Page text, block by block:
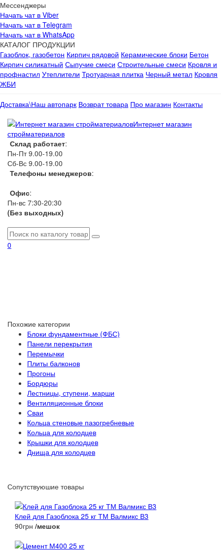
Мессенджеры
Начать чат в Viber
Начать чат в Telegram
Начать чат в WhatsApp
КАТАЛОГ ПРОДУКЦИИ
Газоблок, газобетон Кирпич рядовой Керамические блоки Бетон
Кирпич силикатный Сыпучие смеси Строительные смеси Кровля и
профнастил Утеплители Тротуарная плитка Черный метал Кровля
ЖБИ
Доставка\Наш автопарк Возврат товара Про магазин Контакты
Интернет магазин
стройматериалов
Склад работает:
Пн-Пт 9.00-19.00
Сб-Вс 9.00-19.00
Телефоны менеджеров:
Офис:
Пн-вс 7:30-20:30
(Без выходных)
0
Похожие категории
Блоки фундаментные (ФБС)
Панели перекрытия
Перемычки
Плиты балконов
Прогоны
Бордюры
Лестницы, ступени, марши
Вентиляционные блоки
Сваи
Кольца стеновые пазогребневые
Кольца для колодцев
Крышки для колодцев
Днища для колодцев
Сопутствуюшие товары
Клей для Газоблока 25 кг ТМ Валмикс В3
90грн /мешок